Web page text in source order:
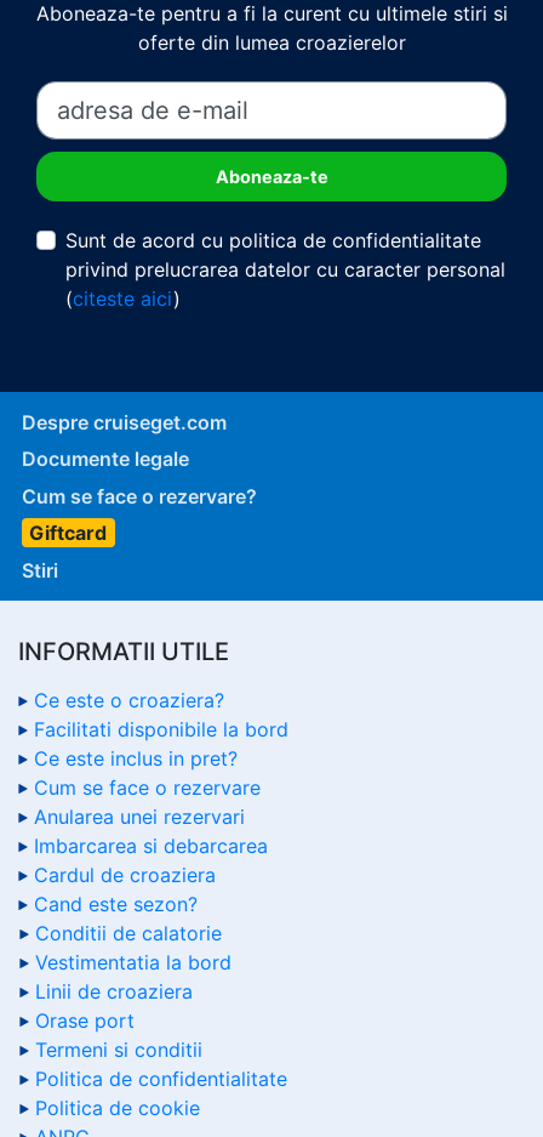
Aboneaza-te pentru a fi la curent cu ultimele stiri si
oferte din lumea croazierelor
Sunt de acord cu politica de confidentialitate
privind prelucrarea datelor cu caracter personal
(citeste aici)
Despre cruiseget.com
Documente legale
Cum se face o rezervare?
Giftcard
Stiri
INFORMATII UTILE
Ce este o croaziera?
Facilitati disponibile la bord
Ce este inclus in pret?
Cum se face o rezervare
Anularea unei rezervari
Imbarcarea si debarcarea
Cardul de croaziera
Cand este sezon?
Conditii de calatorie
Vestimentatia la bord
Linii de croaziera
Orase port
Termeni si conditii
Politica de confidentialitate
Politica de cookie